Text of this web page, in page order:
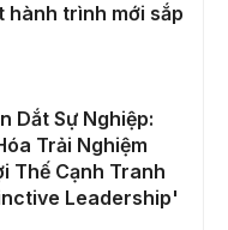
hành trình mới sắp
Dắt Sự Nghiệp:
Trải Nghiệm
Thế Cạnh Tranh
Leadership'